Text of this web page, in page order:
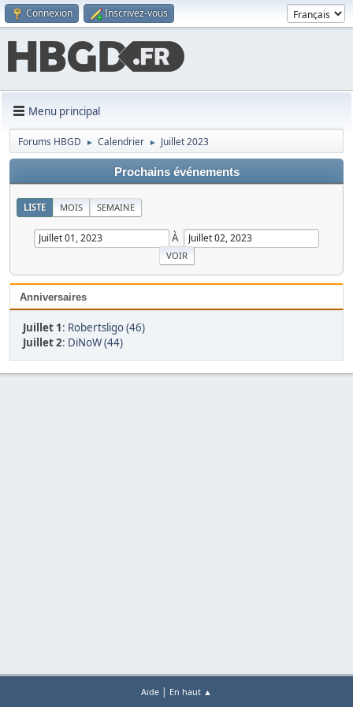
Connexion Inscrivez-vous
Menu principal
Forums HBGD ► Calendrier ► Juillet 2023
Prochains événements
LISTE MOIS SEMAINE
À
Anniversaires
Juillet 1: Robertsligo (46)
Juillet 2: DiNoW (44)
Aide | En haut ▲